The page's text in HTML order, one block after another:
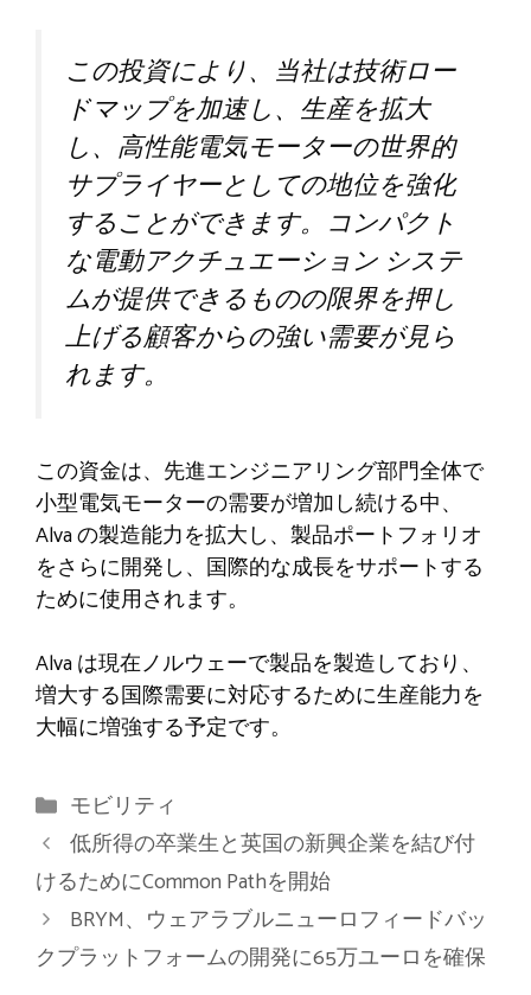
この投資により、当社は技術ロー
ドマップを加速し、生産を拡大
し、高性能電気モーターの世界的
サプライヤーとしての地位を強化
することができます。コンパクト
な電動アクチュエーション システ
ムが提供できるものの限界を押し
上げる顧客からの強い需要が見ら
れます。
この資金は、先進エンジニアリング部門全体で
小型電気モーターの需要が増加し続ける中、
Alva の製造能力を拡大し、製品ポートフォリオ
をさらに開発し、国際的な成長をサポートする
ために使用されます。
Alva は現在ノルウェーで製品を製造しており、
増大する国際需要に対応するために生産能力を
大幅に増強する予定です。
カ
テ
ゴ
リ
ー
モビリティ
低所得の卒業生と英国の新興企業を結び付
けるためにCommon Pathを開始
BRYM、ウェアラブルニューロフィードバッ
クプラットフォームの開発に65万ユーロを確保